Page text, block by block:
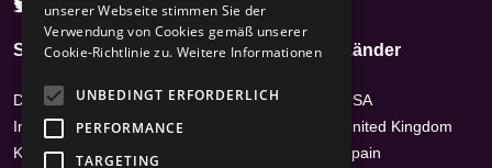
Seiten
Datenschutz
Impressum /
Kontakt
Genres
Hits
News-Talk
Länder
USA
United Kingdom
Spain
unserer Webseite stimmen Sie der
Verwendung von Cookies gemäß unserer
Cookie-Richtlinie zu. Weitere Informationen
UNBEDINGT ERFORDERLICH
PERFORMANCE
TARGETING